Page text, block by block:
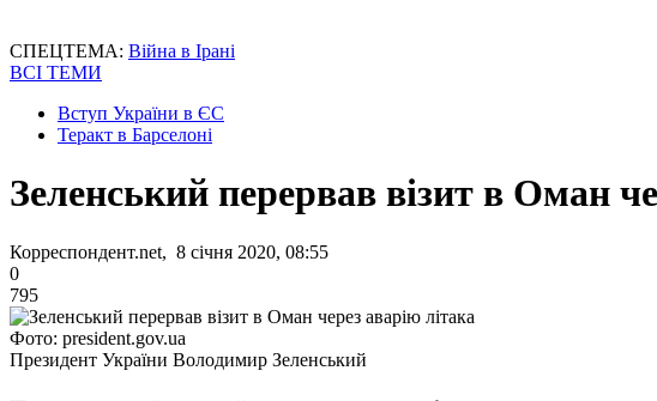
СПЕЦТЕМА: Війна в Ірані
ВСІ ТЕМИ
Вступ України в ЄС
Теракт в Барселоні
Зеленський перервав візит в Оман
Корреспондент.net, 8 січня 2020, 08:55
0
795
Фото: president.gov.ua
Президент України Володимир Зеленський